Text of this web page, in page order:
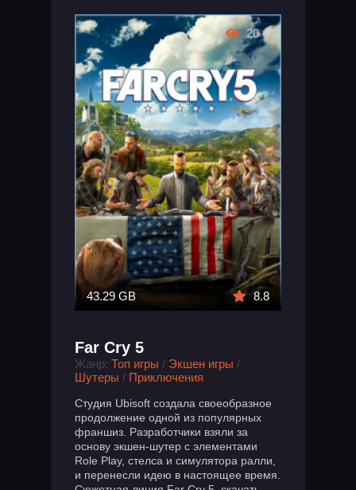
43.29 GB 8.8
Far Cry 5
Жанр: Топ игры / Экшен игры /
Шутеры / Приключения
Студия Ubisoft создала своеобразное
продолжение одной из популярных
франшиз. Разработчики взяли за
основу экшен-шутер с элементами
Role Play, стелса и симулятора ралли,
и перенесли идею в настоящее время.
20 401